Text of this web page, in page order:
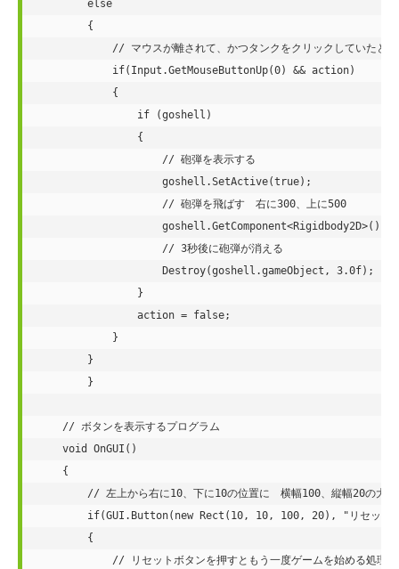
        else
        {
// マウスが離されて、かつタンクをクリックしていたと
            if(Input.GetMouseButtonUp(0) && action)
            {
                if (goshell)
                {
                    // 砲弾を表示する
                    goshell.SetActive(true);
                    // 砲弾を飛ばす　右に300、上に500
                    // 3秒後に砲弾が消える
                    Destroy(goshell.gameObject, 3.0f);
                }
                action = false;
            }
        }
    // ボタンを表示するプログラム
    void OnGUI()
    {
// 左上から右に10、下に10の位置に　横幅100、縦幅20の大き
if(GUI.Button(new Rect(10, 10, 100, 20), "リセット
        {
// リセットボタンを押すともう一度ゲームを始める処理